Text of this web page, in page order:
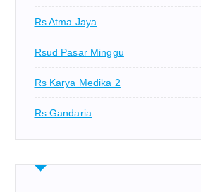
Rs Atma Jaya
Rsud Pasar Minggu
Rs Karya Medika 2
Rs Gandaria